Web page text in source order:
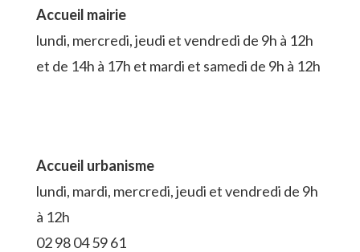
Accueil mairie
lundi, mercredi, jeudi et vendredi de 9h à 12h
et de 14h à 17h et mardi et samedi de 9h à 12h
Accueil urbanisme
lundi, mardi, mercredi, jeudi et vendredi de 9h
à 12h
02 98 04 59 61